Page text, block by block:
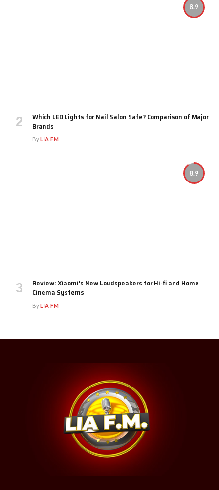
8.9
Which LED Lights for Nail Salon Safe? Comparison of Major
Brands
ByLIA FM
8.9
Review: Xiaomi’s New Loudspeakers for Hi-fi and Home
Cinema Systems
ByLIA FM